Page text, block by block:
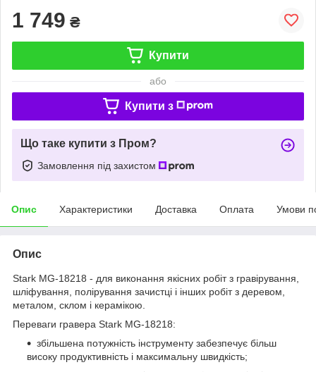
1 749 ₴
Купити
або
Купити з
Що таке купити з Пром?
Замовлення під захистом
Опис Характеристики Доставка Оплата Умови
Опис
Stark MG-18218 - для виконання якісних робіт з гравірування,
шліфування, полірування зачистці і інших робіт з деревом,
металом, склом і керамікою.
Переваги гравера Stark MG-18218:
збільшена потужність інструменту забезпечує більш
високу продуктивність і максимальну швидкість;